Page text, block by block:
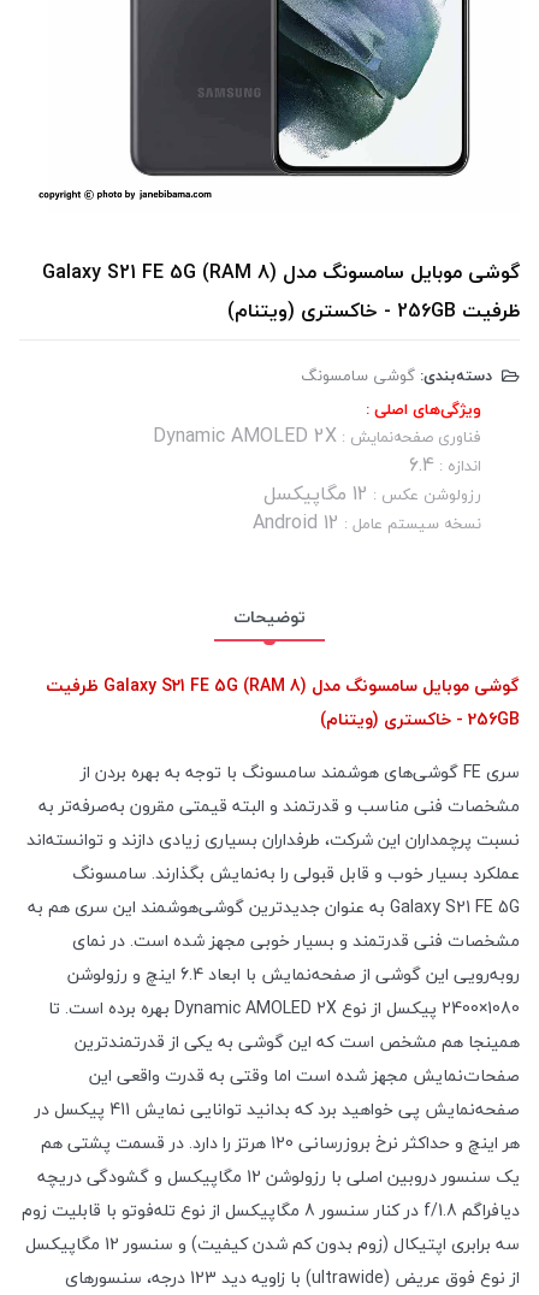
گوشی موبایل سامسونگ مدل Galaxy S21 FE 5G (RAM 8)
ظرفیت 256GB - خاکستری (ویتنام)
دسته‌بندی: گوشی سامسونگ
ویژگی‌های اصلی :
فناوری صفحه‌نمایش : Dynamic AMOLED 2X
اندازه : 6.4
رزولوشن عکس : 12 مگاپیکسل
نسخه سیستم عامل : Android 12
توضیحات
گوشی موبایل سامسونگ مدل Galaxy S21 FE 5G (RAM 8) ظرفیت
256GB - خاکستری (ویتنام)
سری FE گوشی‌های هوشمند سامسونگ با توجه به بهره بردن از
مشخصات فنی مناسب و قدرتمند و البته قیمتی مقرون به‌صرفه‌تر به
نسبت پرچمداران این شرکت، طرفداران بسیاری زیادی دازند و توانسته‌اند
عملکرد بسیار خوب و قابل قبولی را به‌نمایش بگذارند. سامسونگ
Galaxy S21 FE 5G به عنوان جدید‌ترین گوشی‌هوشمند این سری هم به
مشخصات فنی قدرتمند و بسیار خوبی مجهز شده است. در نمای
رو‌به‌رویی این گوشی از صفحه‌نمایش با ابعاد 6.4 اینچ و رزولوشن
1080×2400 پیکسل از نوع Dynamic AMOLED 2X بهره برده است. تا
همینجا هم مشخص است که این گوشی به یکی از قدرتمند‌ترین
صفحات‌نمایش مجهز شده است اما وقتی به قدرت واقعی این
صفحه‌نمایش پی‌ خواهید برد که بدانید توانایی نمایش 411 پیکسل در
هر اینچ و حداکثر نرخ بروزرسانی 120 هرتز را دارد. در قسمت پشتی هم
یک سنسور دروبین اصلی با رزولوشن 12 مگاپیکسل و گشودگی دریچه
دیافراگم f/1.8 در کنار سنسور 8 مگاپیکسل از نوع تله‌فوتو با قابلیت زوم
سه برابری اپتیکال (زوم بدون کم شدن کیفیت) و سنسور 12 مگاپیکسل
از نوع فوق عریض (ultrawide) با زاویه دید 123 درجه، سنسور‌های